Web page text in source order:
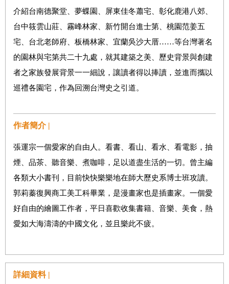
介紹台南德聚堂、夢蝶園、屏東佳冬蕭宅、彰化鹿港八郊、
台中筱雲山莊、霧峰林家、新竹開台進士第、桃園范姜五
宅、台北老師府、板橋林家、宜蘭吳沙大厝……等台灣著名
的園林與宅第共二十九處，就其建築之美、歷史背景與創建
者之家族發展背景一一細說，讓讀者得以捧讀，並進而攜以
巡禮各園宅，作為回溯台灣史之引道。
作者簡介 |
張運宗一個愛家的自由人。看書、看山、看水、看電影，抽
煙、品茶、聽音樂、煮咖啡，足以道盡生活的一切。曾主編
各類大小書刊，目前快快樂樂地在師大歷史系博士班攻讀。
郭莉蓁復興商工美工科畢業，是漫畫家也是插畫家。一個愛
好自由的繪圖工作者，平日喜歡收集書籍、音樂、美食，熱
愛如大海濤濤的中國文化，並且樂此不疲。
詳細資料 |